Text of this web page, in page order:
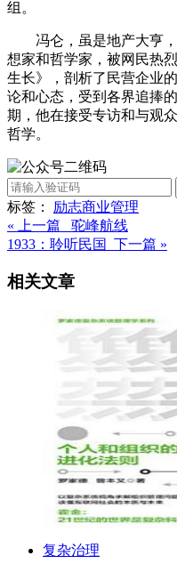
组。
冯仑，虽是地产大亨
想家和哲学家，被网民热
生长》，剖析了民营企业
论和心态，受到各界追捧
期，他在接受专访和与观
哲学。
标签： 励志商业管理
« 上一篇 驼峰航线
1933：聆听民国 下一篇 »
相关文章
复杂治理